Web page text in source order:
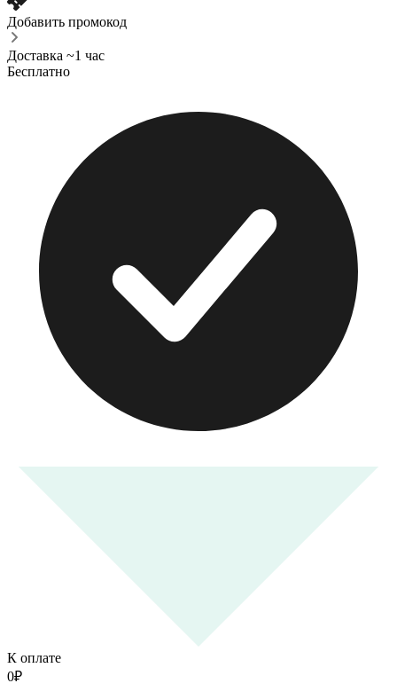
Добавить промокод
Доставка ~1 час
Бесплатно
К оплате
0₽